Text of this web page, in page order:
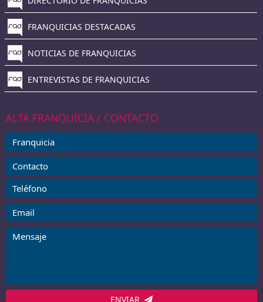
FRANQUICIAS DESTACADAS
NOTICIAS DE FRANQUICIAS
ENTREVISTAS DE FRANQUICIAS
ALTA FRANQUICIA / CONTACTO
ENVIAR